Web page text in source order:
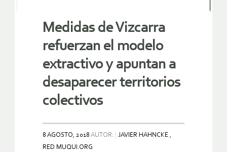
Medidas de Vizcarra
refuerzan el modelo
extractivo y apuntan a
desaparecer territorios
colectivos
8 AGOSTO, 2018 AUTOR:
JAVIER HAHNCKE ,
RED MUQUI.ORG